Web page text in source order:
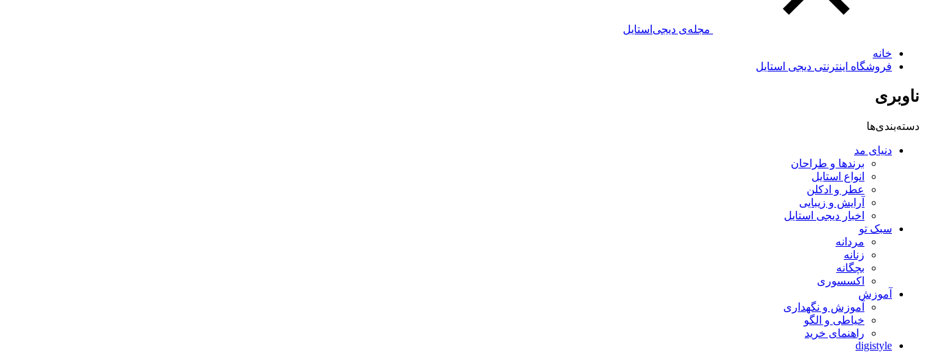
مجله‌ی دیجی‌استایل
خانه
فروشگاه اینترنتی دیجی استایل
ناوبری
دسته‌بندی‌ها
دنیای مد
برندها و طراحان
انواع استایل
عطر و ادکلن
آرایش و زیبایی
اخبار دیجی استایل
سبک تو
مردانه
زنانه
بچگانه
اکسسوری
آموزش
آموزش و نگهداری
خیاطی و الگو
راهنمای خرید
digistyle